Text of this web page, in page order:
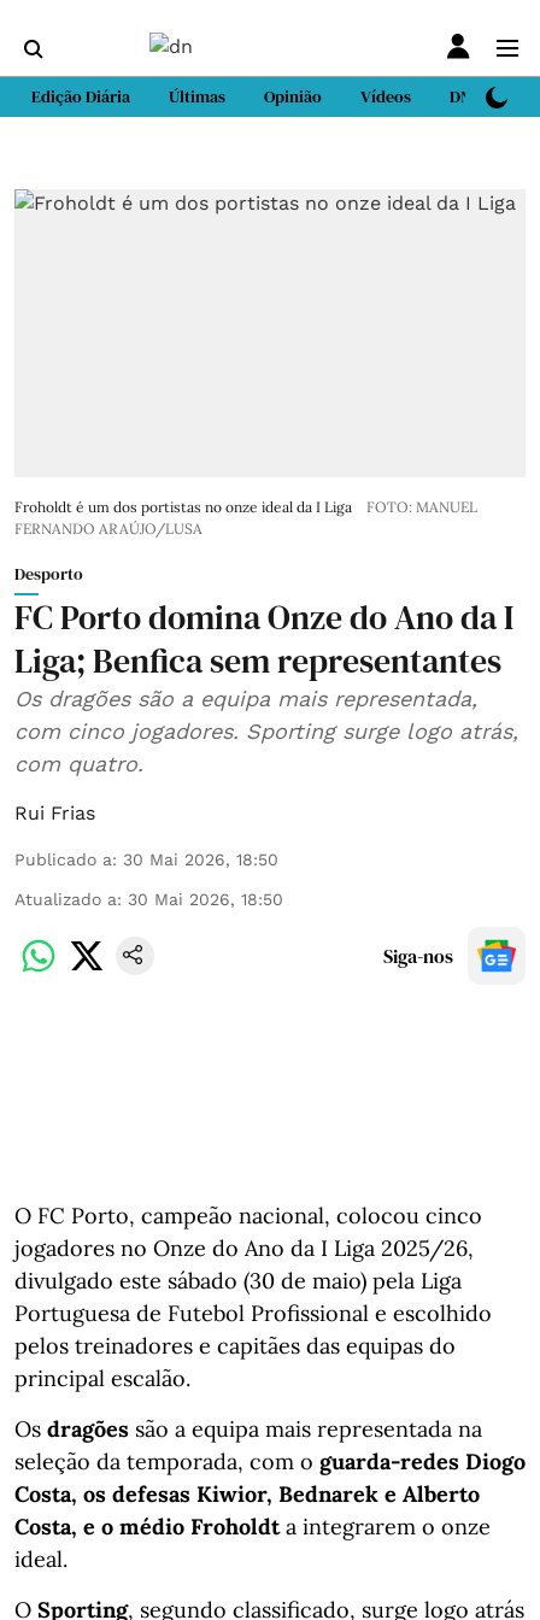
Edição Diária Últimas Opinião Vídeos DN Sport
Froholdt é um dos portistas no onze ideal da I Liga
FOTO: MANUEL
FERNANDO ARAÚJO/LUSA
Desporto
FC Porto domina Onze do Ano da I
Liga; Benfica sem representantes
Os dragões são a equipa mais representada,
com cinco jogadores. Sporting surge logo atrás,
com quatro.
Rui Frias
Publicado a: 30 Mai 2026, 18:50
Atualizado a: 30 Mai 2026, 18:50
Siga-nos
O FC Porto, campeão nacional, colocou cinco
jogadores no Onze do Ano da I Liga 2025/26,
divulgado este sábado (30 de maio) pela Liga
Portuguesa de Futebol Profissional e escolhido
pelos treinadores e capitães das equipas do
principal escalão.
Os dragões são a equipa mais representada na
seleção da temporada, com o guarda-redes Diogo
Costa, os defesas Kiwior, Bednarek e Alberto
Costa, e o médio Froholdta integrarem o onze
ideal.
O Sporting, segundo classificado, surge logo atrás